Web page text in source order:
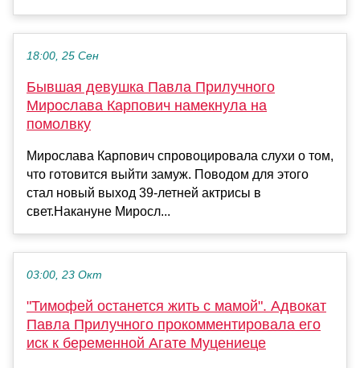
18:00, 25 Сен
Бывшая девушка Павла Прилучного
Мирослава Карпович намекнула на
помолвку
Мирослава Карпович спровоцировала слухи о том,
что готовится выйти замуж. Поводом для этого
стал новый выход 39-летней актрисы в
свет.Накануне Миросл...
03:00, 23 Окт
"Тимофей останется жить с мамой". Адвокат
Павла Прилучного прокомментировала его
иск к беременной Агате Муцениеце